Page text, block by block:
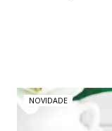
NOVIDADE